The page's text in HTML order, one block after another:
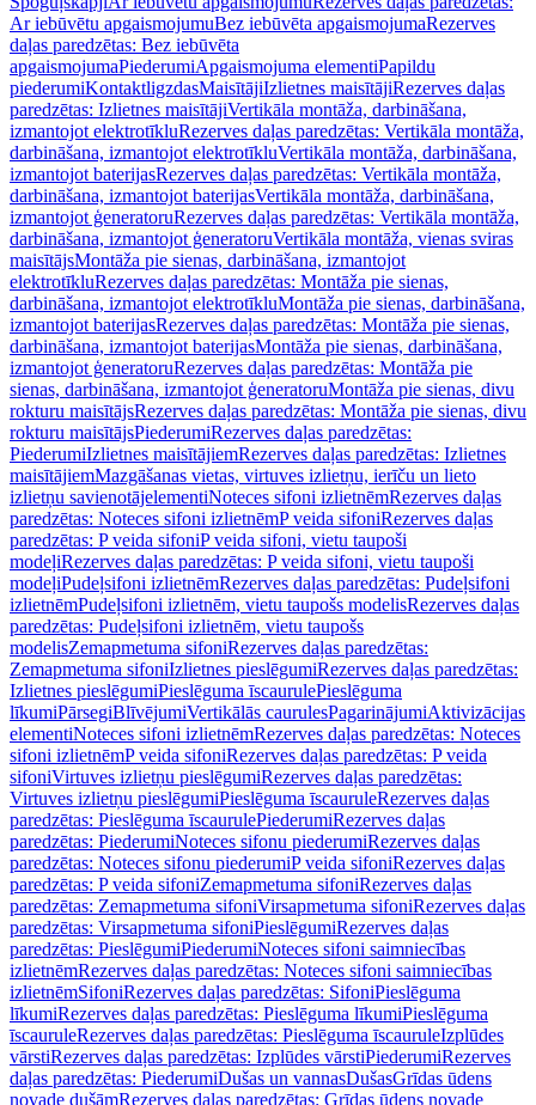
Ar iebūvētu apgaismojumuBez iebūvēta apgaismojumaRezerves
daļas paredzētas: Bez iebūvēta
apgaismojumaPiederumiApgaismojuma elementiPapildu
piederumiKontaktligzdasMaisītājiIzlietnes maisītājiRezerves daļas
paredzētas: Izlietnes maisītājiVertikāla montāža, darbināšana,
izmantojot elektrotīkluRezerves daļas paredzētas: Vertikāla montāža,
darbināšana, izmantojot elektrotīkluVertikāla montāža, darbināšana,
izmantojot baterijasRezerves daļas paredzētas: Vertikāla montāža,
darbināšana, izmantojot baterijasVertikāla montāža, darbināšana,
izmantojot ģeneratoruRezerves daļas paredzētas: Vertikāla montāža,
darbināšana, izmantojot ģeneratoruVertikāla montāža, vienas sviras
maisītājsMontāža pie sienas, darbināšana, izmantojot
elektrotīkluRezerves daļas paredzētas: Montāža pie sienas,
darbināšana, izmantojot elektrotīkluMontāža pie sienas, darbināšana,
izmantojot baterijasRezerves daļas paredzētas: Montāža pie sienas,
darbināšana, izmantojot baterijasMontāža pie sienas, darbināšana,
izmantojot ģeneratoruRezerves daļas paredzētas: Montāža pie
sienas, darbināšana, izmantojot ģeneratoruMontāža pie sienas, divu
rokturu maisītājsRezerves daļas paredzētas: Montāža pie sienas, divu
rokturu maisītājsPiederumiRezerves daļas paredzētas:
PiederumiIzlietnes maisītājiemRezerves daļas paredzētas: Izlietnes
maisītājiemMazgāšanas vietas, virtuves izlietņu, ierīču un lieto
izlietņu savienotājelementiNoteces sifoni izlietnēmRezerves daļas
paredzētas: Noteces sifoni izlietnēmP veida sifoniRezerves daļas
paredzētas: P veida sifoniP veida sifoni, vietu taupoši
modeļiRezerves daļas paredzētas: P veida sifoni, vietu taupoši
modeļiPudeļsifoni izlietnēmRezerves daļas paredzētas: Pudeļsifoni
izlietnēmPudeļsifoni izlietnēm, vietu taupošs modelisRezerves daļas
paredzētas: Pudeļsifoni izlietnēm, vietu taupošs
modelisZemapmetuma sifoniRezerves daļas paredzētas:
Zemapmetuma sifoniIzlietnes pieslēgumiRezerves daļas paredzētas:
Izlietnes pieslēgumiPieslēguma īscaurulePieslēguma
līkumiPārsegiBlīvējumiVertikālās caurulesPagarinājumiAktivizācijas
elementiNoteces sifoni izlietnēmRezerves daļas paredzētas: Noteces
sifoni izlietnēmP veida sifoniRezerves daļas paredzētas: P veida
sifoniVirtuves izlietņu pieslēgumiRezerves daļas paredzētas:
Virtuves izlietņu pieslēgumiPieslēguma īscauruleRezerves daļas
paredzētas: Pieslēguma īscaurulePiederumiRezerves daļas
paredzētas: PiederumiNoteces sifonu piederumiRezerves daļas
paredzētas: Noteces sifonu piederumiP veida sifoniRezerves daļas
paredzētas: P veida sifoniZemapmetuma sifoniRezerves daļas
paredzētas: Zemapmetuma sifoniVirsapmetuma sifoniRezerves daļas
paredzētas: Virsapmetuma sifoniPieslēgumiRezerves daļas
paredzētas: PieslēgumiPiederumiNoteces sifoni saimniecības
izlietnēmRezerves daļas paredzētas: Noteces sifoni saimniecības
izlietnēmSifoniRezerves daļas paredzētas: SifoniPieslēguma
līkumiRezerves daļas paredzētas: Pieslēguma līkumiPieslēguma
īscauruleRezerves daļas paredzētas: Pieslēguma īscauruleIzplūdes
vārstiRezerves daļas paredzētas: Izplūdes vārstiPiederumiRezerves
daļas paredzētas: PiederumiDušas un vannasDušasGrīdas ūdens
novade dušāmRezerves daļas paredzētas: Grīdas ūdens novade